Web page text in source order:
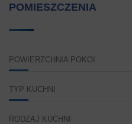
POMIESZCZENIA
POWIERZCHNIA POKOI
TYP KUCHNI
RODZAJ KUCHNI